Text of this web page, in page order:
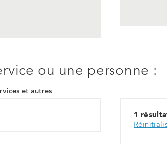
nouvel
ou une personne :
et autres
1